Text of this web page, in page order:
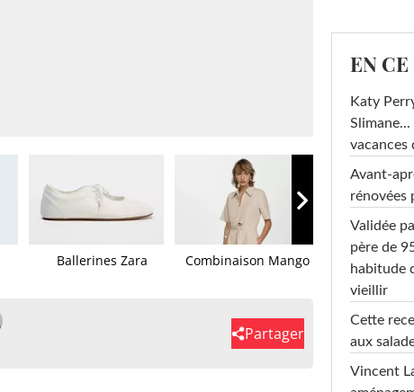
Ballerines Zara Combinaison Mango Blouson
Partager
EN
Katy
vacances
Avant-
rénovées
Validée
père de
habitude
vieillir
Cette
aux
Vincent